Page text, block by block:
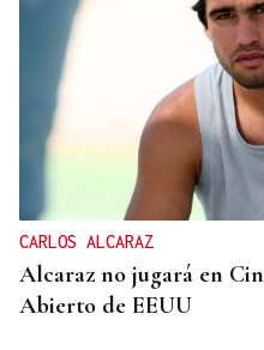
CARLOS ALCARAZ
Alcaraz no jugará en
Abierto de EEUU